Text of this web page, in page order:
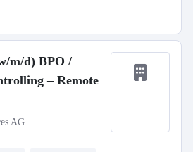
m/d) BPO /
– Remote
AG